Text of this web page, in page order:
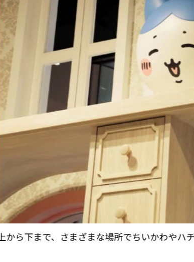
上から下まで、さまざまな場所でちいかわやハ